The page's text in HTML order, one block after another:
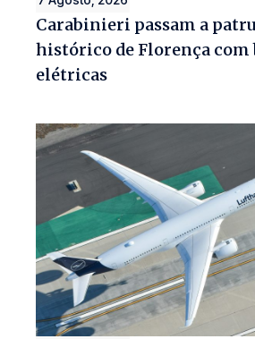
Carabinieri passam a
histórico de Florença
elétricas